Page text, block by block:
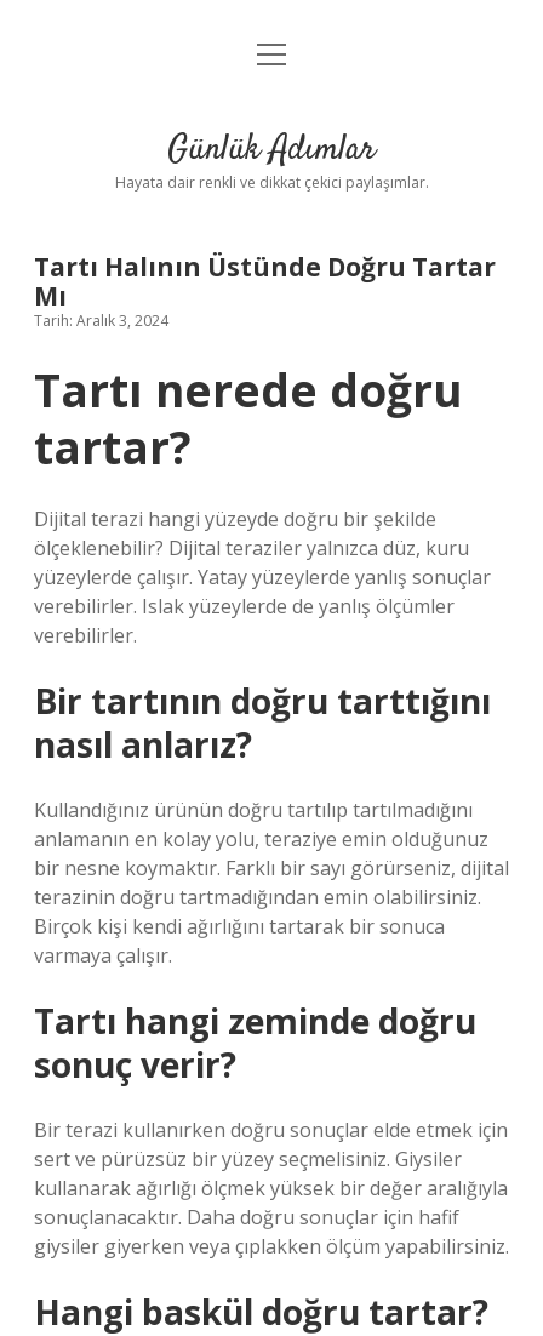
Anasayfa
Yasal Uyarı
menüyü
Günlük Adımlar
Hayata dair renkli ve dikkat çekici paylaşımlar.
Tartı Halının Üstünde Doğru Tartar
Mı
Tarih: Aralık 3, 2024
Tartı nerede doğru
tartar?
Dijital terazi hangi yüzeyde doğru bir şekilde
ölçeklenebilir? Dijital teraziler yalnızca düz, kuru
yüzeylerde çalışır. Yatay yüzeylerde yanlış sonuçlar
verebilirler. Islak yüzeylerde de yanlış ölçümler
verebilirler.
Bir tartının doğru tarttığını
nasıl anlarız?
Kullandığınız ürünün doğru tartılıp tartılmadığını
anlamanın en kolay yolu, teraziye emin olduğunuz
bir nesne koymaktır. Farklı bir sayı görürseniz, dijital
terazinin doğru tartmadığından emin olabilirsiniz.
Birçok kişi kendi ağırlığını tartarak bir sonuca
varmaya çalışır.
Tartı hangi zeminde doğru
sonuç verir?
Bir terazi kullanırken doğru sonuçlar elde etmek için
sert ve pürüzsüz bir yüzey seçmelisiniz. Giysiler
kullanarak ağırlığı ölçmek yüksek bir değer aralığıyla
sonuçlanacaktır. Daha doğru sonuçlar için hafif
giysiler giyerken veya çıplakken ölçüm yapabilirsiniz.
Hangi baskül doğru tartar?